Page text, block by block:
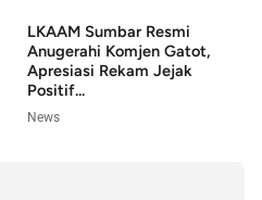
LKAAM Sumbar Resmi
Anugerahi Komjen Gatot,
Apresiasi Rekam Jejak
Positif...
News